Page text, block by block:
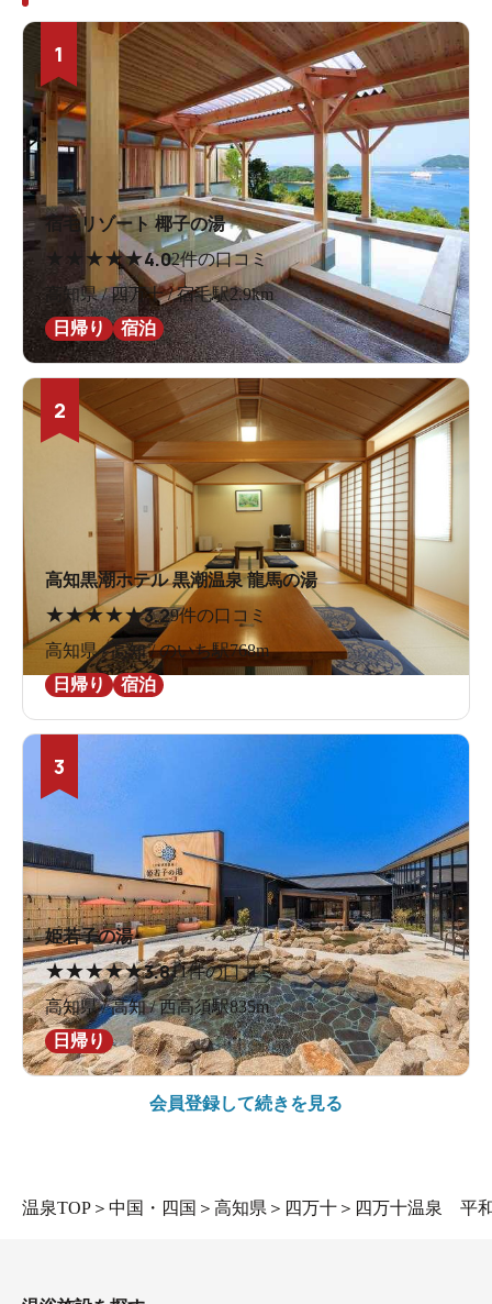
1
宿毛リゾート 椰子の湯
★ ★ ★★★4.02件の口コミ
高知県 / 四万十 / 宿毛駅2.9km
日帰り
宿泊
2
高知黒潮ホテル 黒潮温泉 龍馬の湯
★★★★★3.29件の口コミ
高知県 / 高知 / のいち駅768m
日帰り
宿泊
3
姫若子の湯
★★★★★3.811件の口コミ
高知県 / 高知 / 西高須駅835m
日帰り
会員登録して続きを見る
温泉TOP ＞ 中国・四国 ＞ 高知県 ＞ 四万十 ＞ 四万十温泉 平